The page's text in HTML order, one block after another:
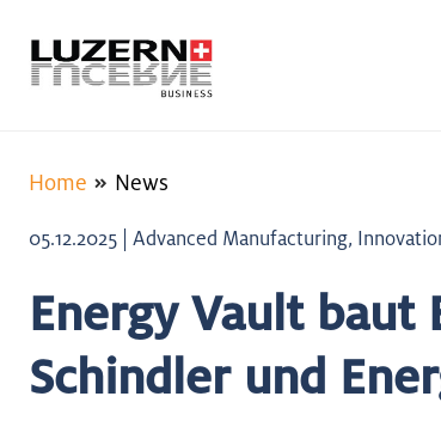
Home News
05.12.2025 | Advanced Manufacturing,
Energy Vault baut
Schindler und